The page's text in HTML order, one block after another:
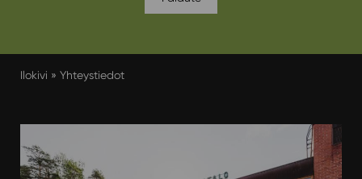
Ilokivi » Yhteystiedot